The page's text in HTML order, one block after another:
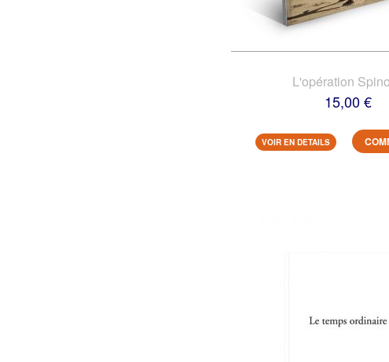
L'opération
15,00 €
VOIR EN DETAILS